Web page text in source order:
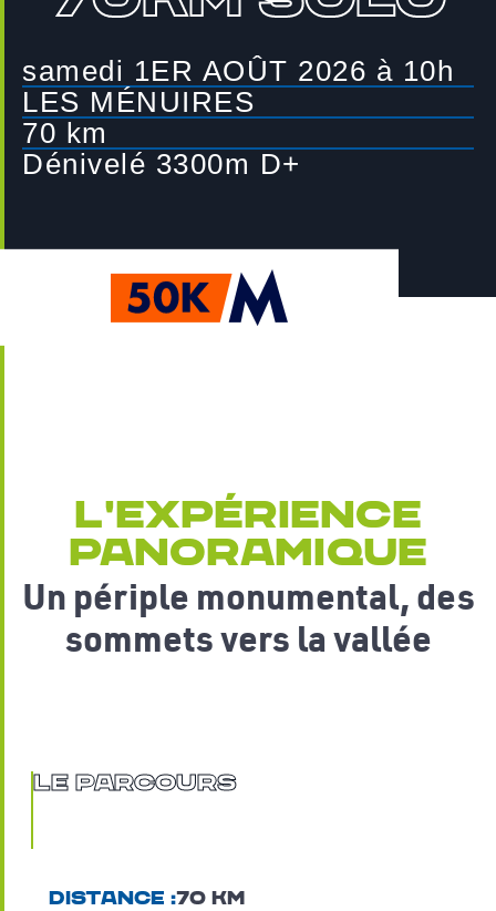
CONTACT
samedi 1ER AOÛT 2026 à 10h
LES MÉNUIRES
70 km
Dénivelé 3300m D+
L'EXPÉRIENCE
PANORAMIQUE
Un périple monumental, des
sommets vers la vallée
Le Parcours
Distance :70 km